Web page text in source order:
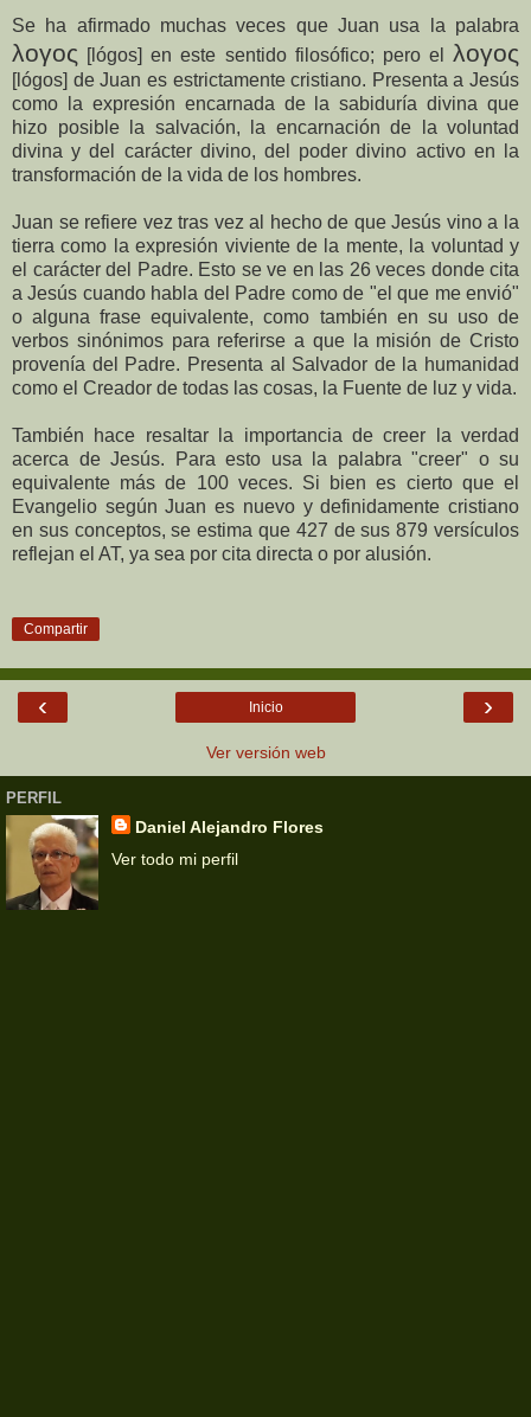
Se ha afirmado muchas veces que Juan usa la palabra
λογος [lógos] en este sentido filosófico; pero el λογος
[lógos] de Juan es estrictamente cristiano. Presenta a Jesús
como la expresión encarnada de la sabiduría divina que
hizo posible la salvación, la encarnación de la voluntad
divina y del carácter divino, del poder divino activo en la
transformación de la vida de los hombres.
Juan se refiere vez tras vez al hecho de que Jesús vino a la
tierra como la expresión viviente de la mente, la voluntad y
el carácter del Padre. Esto se ve en las 26 veces donde cita
a Jesús cuando habla del Padre como de "el que me envió"
o alguna frase equivalente, como también en su uso de
verbos sinónimos para referirse a que la misión de Cristo
provenía del Padre. Presenta al Salvador de la humanidad
como el Creador de todas las cosas, la Fuente de luz y vida.
También hace resaltar la importancia de creer la verdad
acerca de Jesús. Para esto usa la palabra "creer" o su
equivalente más de 100 veces. Si bien es cierto que el
Evangelio según Juan es nuevo y definidamente cristiano
en sus conceptos, se estima que 427 de sus 879 versículos
reflejan el AT, ya sea por cita directa o por alusión.
Compartir
‹ ›
Inicio
Ver versión web
PERFIL
Daniel Alejandro Flores
Ver todo mi perfil